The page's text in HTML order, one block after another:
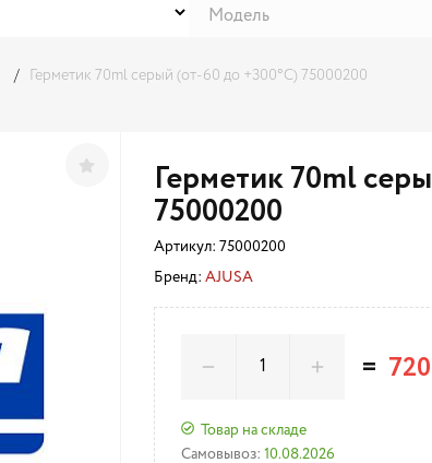
Герметик 70ml серый (от-60 до +300°C) 75000200
Герметик 70ml
75000200
Артикул: 75000200
Бренд: AJUSA
Товар на складе
Самовывоз: 10.08.2026
=